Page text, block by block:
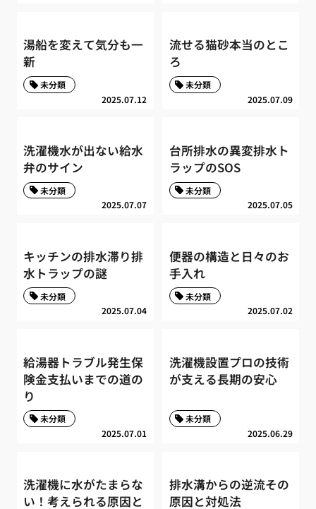
湯船を変えて気分も一
新
2025.07.12
未分類
流せる猫砂本当のとこ
ろ
2025.07.09
未分類
洗濯機水が出ない給水
弁のサイン
2025.07.07
未分類
台所排水の異変排水ト
ラップのSOS
2025.07.05
未分類
キッチンの排水滞り排
水トラップの謎
2025.07.04
未分類
便器の構造と日々のお
手入れ
2025.07.02
未分類
給湯器トラブル発生保
険金支払いまでの道の
り
2025.07.01
未分類
洗濯機設置プロの技術
が支える長期の安心
2025.06.29
未分類
洗濯機に水がたまらな
い！考えられる原因と
排水溝からの逆流その
原因と対処法